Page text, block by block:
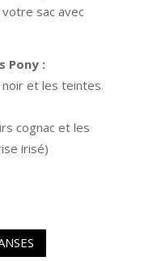
sac avec
Pony :
noir et les teintes
cognac et les
irisé)